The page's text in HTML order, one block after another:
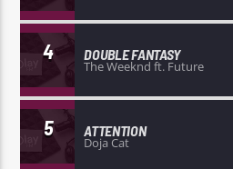
4 DOUBLE FANTASY
The Weeknd ft. Future
5 ATTENTION
Doja Cat